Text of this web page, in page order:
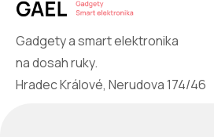
Gadgety a smart elektronika
na dosah ruky.
Hradec Králové, Nerudova 174/46